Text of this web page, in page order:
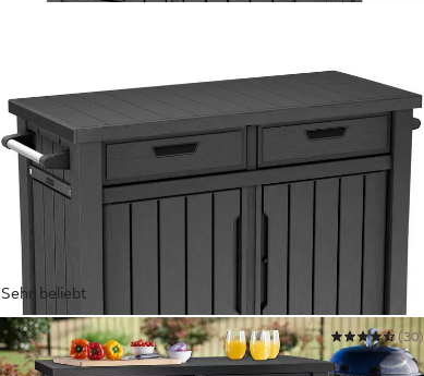
Sehr beliebt
KETER
Grillablagetisch "Unity XL Entertainment" 250 L Anthrazit
(30)